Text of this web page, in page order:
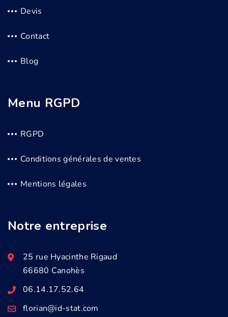
Devis
Contact
Blog
Menu RGPD
RGPD
Conditions générales de ventes
Mentions légales
Notre entreprise
25 rue Hyacinthe Rigaud
66680 Canohès
06.14.17.52.64
florian@id-stat.com